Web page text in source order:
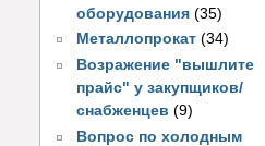
оборудования (35)
Металлопрокат (34)
Возражение "вышлите
прайс" у закупщиков/
снабженцев (9)
Вопрос по холодным